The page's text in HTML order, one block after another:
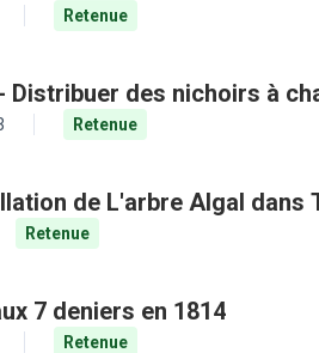
Retenue
Distribuer des nichoirs à
Retenue
de L'arbre Algal dans
Retenue
7 deniers en 1814
Retenue